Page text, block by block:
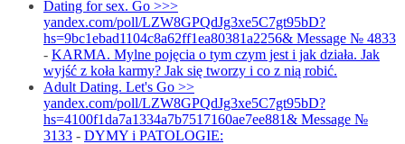
Dating for sex. Go >>>
yandex.com/poll/LZW8GPQdJg3xe5C7gt95bD?
hs=9bc1ebad1104c8a62ff1ea80381a2256& Message № 4833
- KARMA. Mylne pojęcia o tym czym jest i jak działa. Jak
wyjść z koła karmy? Jak się tworzy i co z nią robić.
Adult Dating. Let's Go >>
yandex.com/poll/LZW8GPQdJg3xe5C7gt95bD?
hs=4100f1da7a1334a7b7517160ae7ee881& Message №
3133 - DYMY i PATOLOGIE: